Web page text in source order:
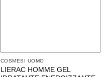
COSMESI UOMO
LIERAC HOMME GEL